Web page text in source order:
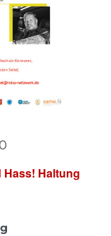
Hass! Haltung